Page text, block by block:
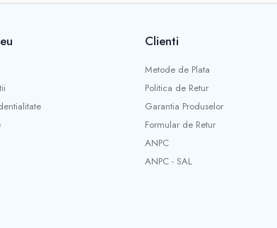
Clienti
Metode de Plata
Politica de Retur
Garantia Produselor
Formular de Retur
ANPC
ANPC - SAL